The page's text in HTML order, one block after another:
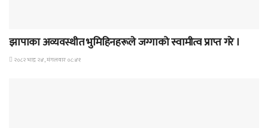
झापाका अव्यवस्थीत भुमिहिनहरूले जग्गाको स्वामीत्व प्राप्त गरे ।
२०८२ भाद्र २४, मंगलवार ०८:४१